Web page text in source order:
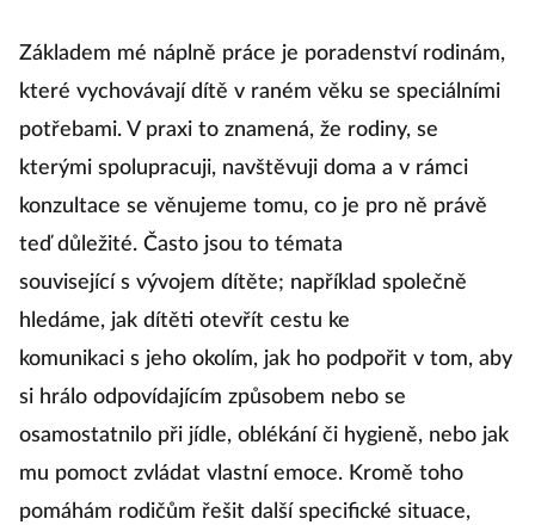
Základem mé náplně práce je poradenství rodinám,
které vychovávají dítě v raném věku se speciálními
potřebami. V praxi to znamená, že rodiny, se
kterými spolupracuji, navštěvuji doma a v rámci
konzultace se věnujeme tomu, co je pro ně právě
teď důležité. Často jsou to témata
související s vývojem dítěte; například společně
hledáme, jak dítěti otevřít cestu ke
komunikaci s jeho okolím, jak ho podpořit v tom, aby
si hrálo odpovídajícím způsobem nebo se
osamostatnilo při jídle, oblékání či hygieně, nebo jak
mu pomoct zvládat vlastní emoce. Kromě toho
pomáhám rodičům řešit další specifické situace,